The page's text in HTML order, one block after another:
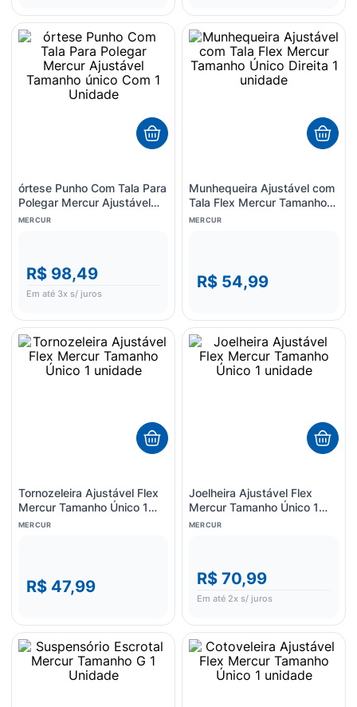
órtese Punho Com Tala Para
Polegar Mercur Ajustável
Tamanho único Com 1
MERCUR
R$ 98,49
Em até 3x s/ juros
Munhequeira Ajustável com
Tala Flex Mercur Tamanho
Único Direita 1 unidade
MERCUR
R$ 54,99
Tornozeleira Ajustável Flex
Mercur Tamanho Único 1
unidade
MERCUR
R$ 47,99
Joelheira Ajustável Flex
Mercur Tamanho Único 1
unidade
MERCUR
R$ 70,99
Em até 2x s/ juros